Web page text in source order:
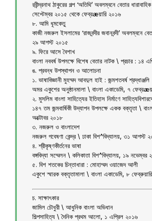
রবীন্দ্রনাথ ঠাকুরের গল্প ‘অতিথি’ অবলম্বনে বেতার
সেপ্টেম্বর ২০১৫ থেকে ফেব্রæয়ারি ২০১৬
৮. আমি ধূমকেতু
কাজী নজরুল ইসলামের ‘রাজবন্দীর জবানবন্দী’ অবলম্বনে
২৯ আগস্ট ২০১৫
৯. ফিরে আসে বৈশাখ
বাংলা নববর্ষ উপলক্ষে বিশেষ বেতার নাটক \ প্রচার : ১৪
ঙ. প্রবন্ধ উপস্থাপন ও আলোচনা
১. ভাষাবিজ্ঞানী মুহম্মদ আবদুল হাই : জন্মশতবর্ষ শ্রদ্ধাঞ্জলি
অমর একুশের অনুষ্ঠানমালা \ বাংলা একাডেমি, ৭
২. মুসলিম বাংলা সাহিত্যের ইতিহাস নির্মাণে
১৪৭ তম জন্মবার্ষিকী উদ্যাপন উপলক্ষে একক বক্তৃতা \
অক্টোবর ২০১৮
৩. নজরুল ও বাংলাদেশ
নজরুল গবেষণা কেন্দ্র \ ঢাকা বিশ^বিদ্যালয়, ৩১ আগস্ট
৪. শ্রীকৃষ্ণকীর্তনের ভাষা
বঙ্গবিদ্যা সম্মেলন \ কলিকাতা বিশ^বিদ্যালয়, ১৯ নভেম্বর
৫. বিশ শতকের চিন্তাধারা : মোহাম্মদ ওয়াজেদ আলী
একুশে স্মারক বক্তৃতামালা \ বাংলা একাডেমি, ৮
চ. সাক্ষাৎকার
জামিল চৌধুরী \ আধুনিক বাংলা অভিধান
শিল্পসাহিত্য \ দৈনিক প্রথম আলো, ১ এপ্রিল ২০১৬